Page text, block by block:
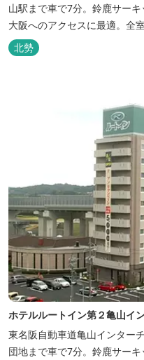
山駅まで車で7分。鈴鹿サー
大阪へのアクセスに最適。全
場・無料平面駐車場89台完備。
北勢
ホテルルートイン第２亀山イ
東名阪自動車道亀山インター
団地まで車で7分。鈴鹿サー